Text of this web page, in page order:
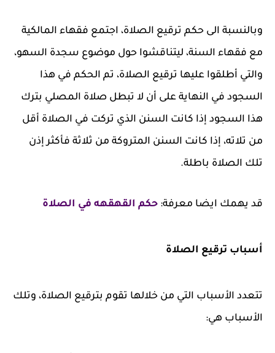
وبالنسبة الى حكم ترقيع الصلاة، اجتمع فقهاء المالكية
مع فقهاء السنة، ليتناقشوا حول موضوع سجدة السهو،
والتي أطلقوا عليها ترقيع الصلاة، تم الحكم في هذا
السجود في النهاية على أن لا تبطل صلاة المصلي بترك
هذا السجود إذا كانت السنن الذي تركت في الصلاة أقل
من تلاته، إذا كانت السنن المتروكة من ثلاثة فأكثر إذن
تلك الصلاة باطلة.
قد يهمك ايضا معرفة: حكم القهقهه في الصلاة
أسباب ترقيع الصلاة
تتعدد الأسباب التي من خلالها تقوم بترقيع الصلاة، وتلك
الأسباب هي: